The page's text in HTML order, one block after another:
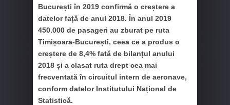
București în 2019 confirmă o creștere a
datelor față de anul 2018. În anul 2019
450.000 de pasageri au zburat pe ruta
Timișoara-București, ceea ce a produs o
creștere de 8,4% fată de bilanțul anului
2018 și a clasat ruta drept cea mai
frecventată în circuitul intern de aeronave,
conform datelor Institutului Național de
Statistică.